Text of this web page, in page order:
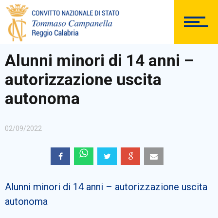
DOCUMENTAZIONE
BACHECA SINDACALE
Alunni minori di 14 anni –
autorizzazione uscita
autonoma
02/09/2022
Alunni minori di 14 anni – autorizzazione uscita
autonoma